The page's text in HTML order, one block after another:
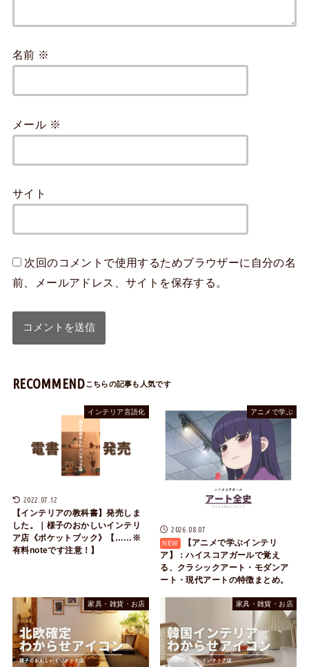
名前 ※
メール ※
サイト
次回のコメントで使用するためブラウザーに自分の名
前、メールアドレス、サイトを保存する。
RECOMMEND
インテリア言語化
2022.07.12
【インテリアの教科書】発売しま
した。｜様子のおかしいインテリ
ア店《ポケットブック》【……※
有料noteです注意！】
アニメで学ぶ
2026.08.07
【アニメで学ぶインテリ
ア】：ハイスコアガールで覚え
る、クラシックアート・モダンア
ート・現代アートの特徴まとめ。
家具・雑貨・お店 家具・雑貨・お店